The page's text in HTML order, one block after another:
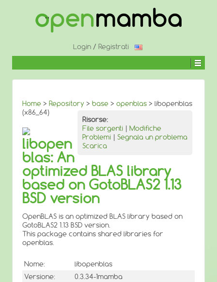
CONTENUTO
Login / Registrati
Home > Repository > base > openblas > libopenblas
(x86_64)
Risorse:
File sorgenti | Modifiche
Problemi | Segnala un problema
Scarica
libopen
blas: An
optimized BLAS library
based on GotoBLAS2 1.13
BSD version
OpenBLAS is an optimized BLAS library based on
GotoBLAS2 1.13 BSD version.
This package contains shared libraries for
openblas.
Nome:
libopenblas
Versione:
0.3.34-1mamba